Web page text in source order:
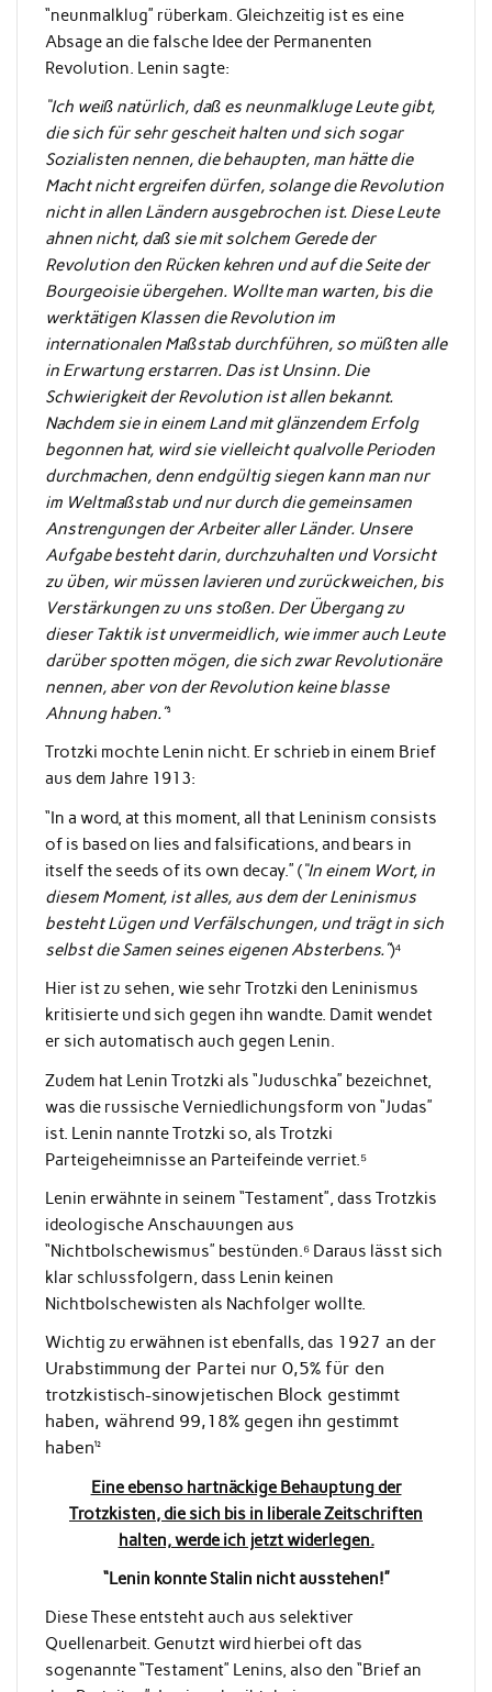
“neunmalklug” rüberkam. Gleichzeitig ist es eine
Absage an die falsche Idee der Permanenten
Revolution. Lenin sagte:
“Ich weiß natürlich, daß es neunmalkluge Leute gibt,
die sich für sehr gescheit halten und sich sogar
Sozialisten nennen, die behaupten, man hätte die
Macht nicht ergreifen dürfen, solange die Revolution
nicht in allen Ländern ausgebrochen ist. Diese Leute
ahnen nicht, daß sie mit solchem Gerede der
Revolution den Rücken kehren und auf die Seite der
Bourgeoisie übergehen. Wollte man warten, bis die
werktätigen Klassen die Revolution im
internationalen Maßstab durchführen, so müßten alle
in Erwartung erstarren. Das ist Unsinn. Die
Schwierigkeit der Revolution ist allen bekannt.
Nachdem sie in einem Land mit glänzendem Erfolg
begonnen hat, wird sie vielleicht qualvolle Perioden
durchmachen, denn endgültig siegen kann man nur
im Weltmaßstab und nur durch die gemeinsamen
Anstrengungen der Arbeiter aller Länder. Unsere
Aufgabe besteht darin, durchzuhalten und Vorsicht
zu üben, wir müssen lavieren und zurückweichen, bis
Verstärkungen zu uns stoßen. Der Übergang zu
dieser Taktik ist unvermeidlich, wie immer auch Leute
darüber spotten mögen, die sich zwar Revolutionäre
nennen, aber von der Revolution keine blasse
Ahnung haben.”³
Trotzki mochte Lenin nicht. Er schrieb in einem Brief
aus dem Jahre 1913:
“In a word, at this moment, all that Leninism consists
of is based on lies and falsifications, and bears in
itself the seeds of its own decay.” (“In einem Wort, in
diesem Moment, ist alles, aus dem der Leninismus
besteht Lügen und Verfälschungen, und trägt in sich
selbst die Samen seines eigenen Absterbens.”)⁴
Hier ist zu sehen, wie sehr Trotzki den Leninismus
kritisierte und sich gegen ihn wandte. Damit wendet
er sich automatisch auch gegen Lenin.
Zudem hat Lenin Trotzki als “Juduschka” bezeichnet,
was die russische Verniedlichungsform von “Judas”
ist. Lenin nannte Trotzki so, als Trotzki
Parteigeheimnisse an Parteifeinde verriet.⁵
Lenin erwähnte in seinem “Testament”, dass Trotzkis
ideologische Anschauungen aus
“Nichtbolschewismus” bestünden.⁶ Daraus lässt sich
klar schlussfolgern, dass Lenin keinen
Nichtbolschewisten als Nachfolger wollte.
Wichtig zu erwähnen ist ebenfalls, das 1927 an der
Urabstimmung der Partei nur 0,5% für den
trotzkistisch-sinowjetischen Block gestimmt
haben, während 99,18% gegen ihn gestimmt
haben¹²
Eine ebenso hartnäckige Behauptung der
Trotzkisten, die sich bis in liberale Zeitschriften
halten, werde ich jetzt widerlegen.
“Lenin konnte Stalin nicht ausstehen!”
Diese These entsteht auch aus selektiver
Quellenarbeit. Genutzt wird hierbei oft das
sogenannte “Testament” Lenins, also den “Brief an